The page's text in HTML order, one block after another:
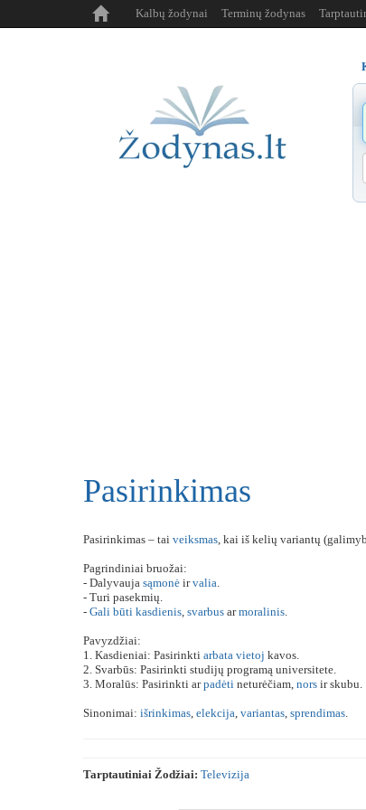
Kalbų žodynai Terminų žodynas
Pasirinkimas
Pasirinkimas – tai veiksmas, kai iš kelių variantų
Pagrindiniai bruožai:
- Dalyvauja sąmonė irvalia.
- Turi pasekmių.
- Gali būti kasdienis, svarbus armoralinis.
Pavyzdžiai:
1. Kasdieniai: Pasirinkti arbata vietoj kavos.
2. Svarbūs: Pasirinkti studijų programą universitete.
3. Moralūs: Pasirinkti arpadėti neturėčiam, nors ir skubu.
Sinonimai: išrinkimas, elekcija, variantas, sprendimas.
Tarptautiniai Žodžiai: Televizija